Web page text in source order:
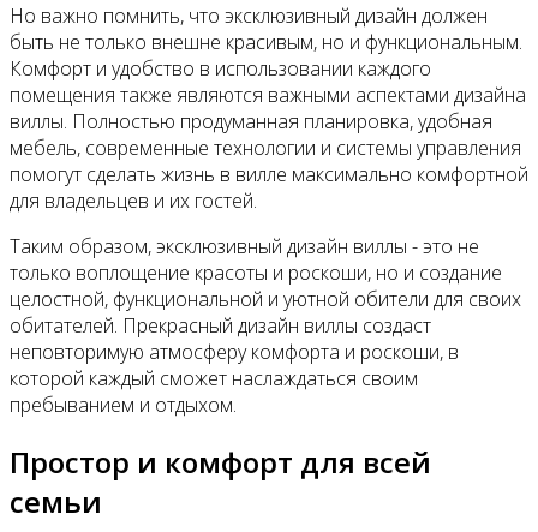
Но важно помнить, что эксклюзивный дизайн должен
быть не только внешне красивым, но и функциональным.
Комфорт и удобство в использовании каждого
помещения также являются важными аспектами дизайна
виллы. Полностью продуманная планировка, удобная
мебель, современные технологии и системы управления
помогут сделать жизнь в вилле максимально комфортной
для владельцев и их гостей.
Таким образом, эксклюзивный дизайн виллы - это не
только воплощение красоты и роскоши, но и создание
целостной, функциональной и уютной обители для своих
обитателей. Прекрасный дизайн виллы создаст
неповторимую атмосферу комфорта и роскоши, в
которой каждый сможет наслаждаться своим
пребыванием и отдыхом.
Простор и комфорт для всей
семьи